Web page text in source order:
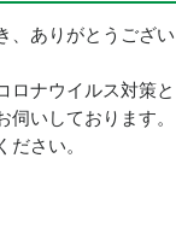
ありがとうござい
ロナウイルス対策
いしております。
さい。